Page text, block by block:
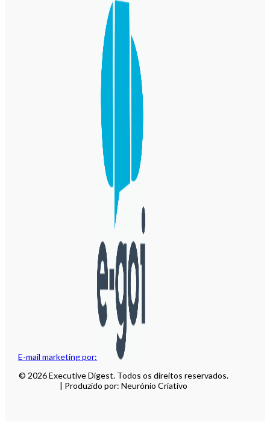
E-mail marketing por:
© 2026 Executive Digest. Todos os direitos reservados.
| Produzido por: Neurónio Criativo